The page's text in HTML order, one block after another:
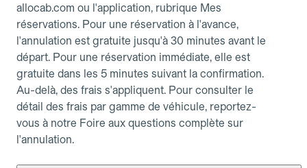
allocab.com ou l'application, rubrique Mes
réservations. Pour une réservation à l'avance,
l'annulation est gratuite jusqu'à 30 minutes avant le
départ. Pour une réservation immédiate, elle est
gratuite dans les 5 minutes suivant la confirmation.
Au-delà, des frais s'appliquent. Pour consulter le
détail des frais par gamme de véhicule, reportez-
vous à notre Foire aux questions complète sur
l'annulation.